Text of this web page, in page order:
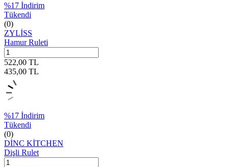
%17 İndirim
Tükendi
(0)
ZYLİSS
Hamur Ruleti
522,00 TL
435,00 TL
%17 İndirim
Tükendi
(0)
DİNC KİTCHEN
Dişli Rulet